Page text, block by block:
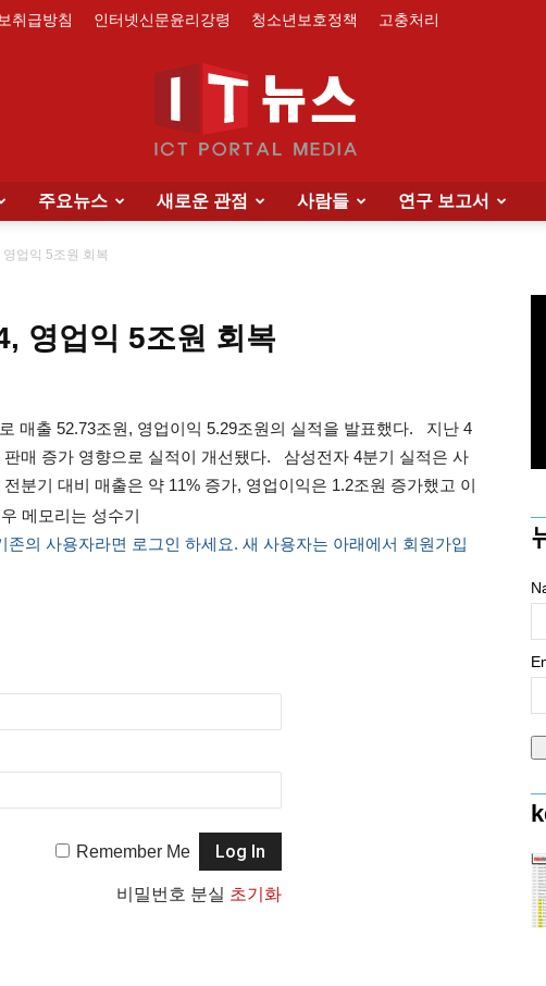
취급방침 인터넷신문윤리강령 청소년보호정책 고충처리
주요뉴스 새로운 관점 사람들 연구 보고서
업익 5조원 회복
영업익 5조원 회복
매출 52.73조원, 영업이익 5.29조원의 실적을 발표했다. 지난 4
매 증가 영향으로 실적이 개선됐다. 삼성전자 4분기 실적은 사
분기 대비 매출은 약 11% 증가, 영업이익은 1.2조원 증가했고 이
메모리는 성수기
의 사용자라면 로그인 하세요. 새 사용자는 아래에서 회원가입
Remember Me
비밀번호 분실 초기화